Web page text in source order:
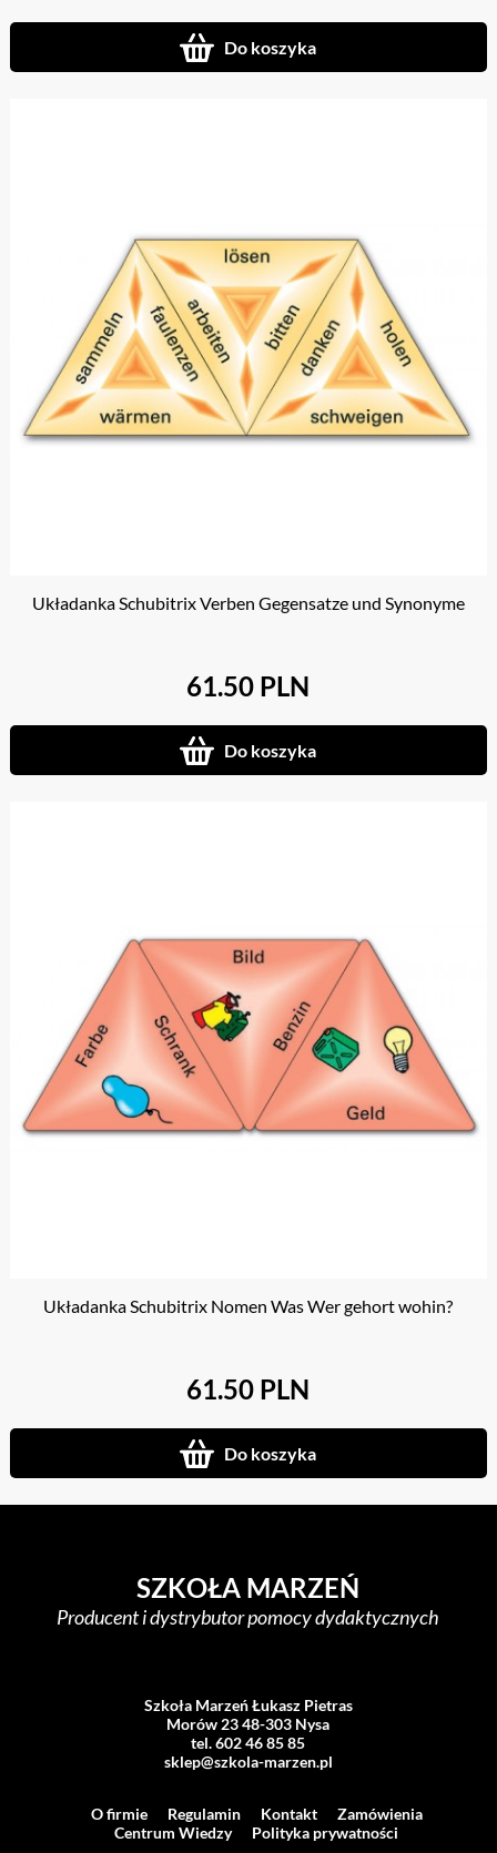
Do koszyka
Układanka Schubitrix Verben Gegensatze und Synonyme
61.50 PLN
Do koszyka
Układanka Schubitrix Nomen Was Wer gehort wohin?
61.50 PLN
Do koszyka
SZKOŁA MARZEŃ
Producent i dystrybutor pomocy dydaktycznych
Szkoła Marzeń Łukasz Pietras
Morów 23 48-303 Nysa
tel. 602 46 85 85
sklep@szkola-marzen.pl
O firmie Regulamin Kontakt
Zamówienia
Centrum Wiedzy
Polityka prywatności